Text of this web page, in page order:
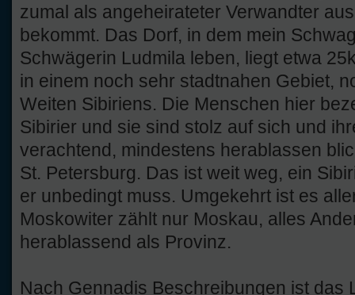
zumal als angeheirateter Verwandter
bekommt. Das Dorf, in dem mein
Schwägerin Ludmila leben, liegt etwa
in einem noch sehr stadtnahen Gebiet,
Weiten Sibiriens. Die Menschen hier
Sibirier und sie sind stolz auf sich und
verachtend, mindestens herablassen
St. Petersburg. Das ist weit weg, ein
er unbedingt muss. Umgekehrt ist es
Moskowiter zählt nur Moskau, alles
herablassend als Provinz.
Nach Gennadis Beschreibungen ist das